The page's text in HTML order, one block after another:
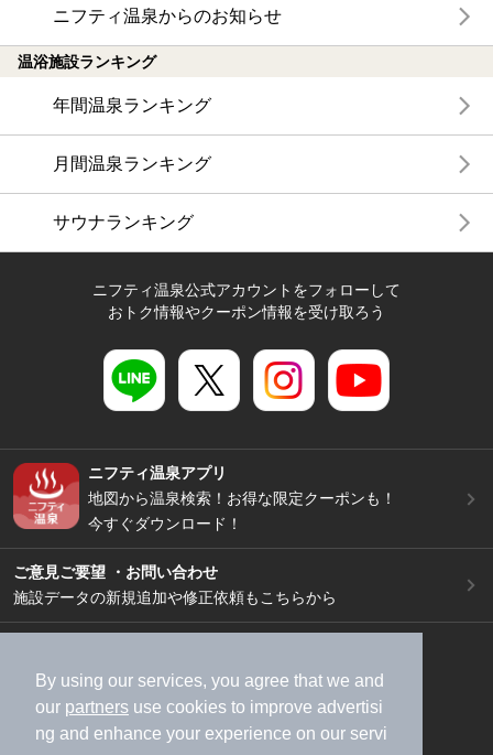
By using our services, you agree that we and
our partners use cookies to improve advertisi
ng and enhance your experience on our servi
ニフティ温泉からのお知らせ
温浴施設ランキング
年間温泉ランキング
月間温泉ランキング
サウナランキング
ニフティ温泉公式アカウントをフォローして
おトク情報やクーポン情報を受け取ろう
ニフティ温泉アプリ
地図から温泉検索！お得な限定クーポンも！
今すぐダウンロード！
ご意見ご要望 ・お問い合わせ
施設データの新規追加や修正依頼もこちらから
加盟店募集（資料請求）
広告出稿のご案内
利用規約
ライフスタイルMEMBERS+規約
特定商取引法に基づく表記
ヘルプ 採用情報